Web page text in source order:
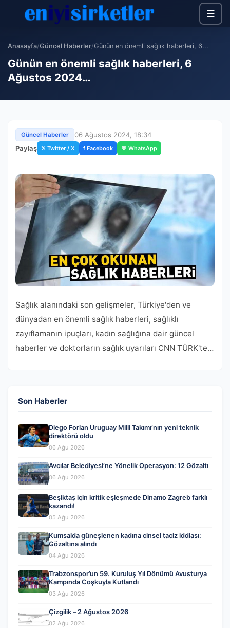
☰
Anasayfa/Güncel Haberler/Günün en önemli sağlık haberleri, 6...
Günün en önemli sağlık haberleri, 6
Ağustos 2024…
Güncel Haberler
06 Ağustos 2024, 18:34
Paylaş 𝕏 Twitter / X f Facebook 💬 WhatsApp
Sağlık alanındaki son gelişmeler, Türkiye'den ve
dünyadan en önemli sağlık haberleri, sağlıklı
zayıflamanın ipuçları, kadın sağlığına dair güncel
haberler ve doktorların sağlık uyarıları CNN TÜRK'te…
Son Haberler
Diego Forlan Uruguay Milli Takımı’nın yeni teknik
direktörü oldu
06 Ağu 2026
Avcılar Belediyesi’ne Yönelik Operasyon: 12 Gözaltı
06 Ağu 2026
Beşiktaş için kritik eşleşmede Dinamo Zagreb farklı
kazandı!
05 Ağu 2026
Kumsalda güneşlenen kadına cinsel taciz iddiası:
Gözaltına alındı
04 Ağu 2026
Trabzonspor’un 59. Kuruluş Yıl Dönümü Avusturya
Kampında Coşkuyla Kutlandı
03 Ağu 2026
Çizgilik – 2 Ağustos 2026
02 Ağu 2026